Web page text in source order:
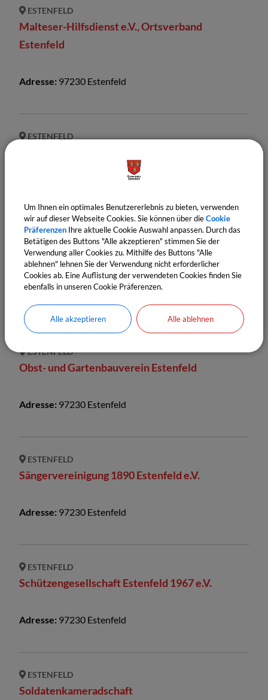
ESTENFELD
Malteser-Hilfsdienst e.V., Ortsverband
Estenfeld
Adresse: 97230 Estenfeld
ESTENFELD
ESTENFELD
Musikverein Estenfeld 1984 e.V.
ESTENFELD
Obst- und Gartenbauverein Estenfeld
Adresse: 97230 Estenfeld
ESTENFELD
Sängervereinigung 1890 Estenfeld e.V.
Adresse: 97230 Estenfeld
ESTENFELD
Schützengesellschaft Estenfeld 1967 e.V.
Adresse: 97230 Estenfeld
ESTENFELD
Soldatenkameradschaft
Um Ihnen ein optimales Benutzererlebnis zu bieten, verwenden
wir auf dieser Webseite Cookies. Sie können über dieCookie
Präferenzen Ihre aktuelle Cookie Auswahl anpassen. Durch das
Betätigen des Buttons "Alle akzeptieren" stimmen Sie der
Verwendung aller Cookies zu. Mithilfe des Buttons "Alle
ablehnen" lehnen Sie der Verwendung nicht erforderlicher
Cookies ab. Eine Auflistung der verwendeten Cookies finden Sie
ebenfalls in unseren Cookie Präferenzen.
Alle akzeptieren Alle ablehnen